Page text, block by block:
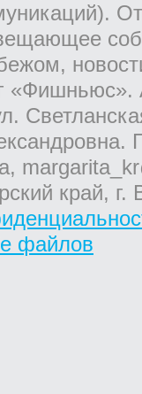
«Фишньюс».
край,
файлов